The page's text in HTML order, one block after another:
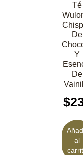
Té
De
Y
De
$
al